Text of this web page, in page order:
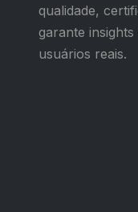
qualidade,
garante
usuários reais.